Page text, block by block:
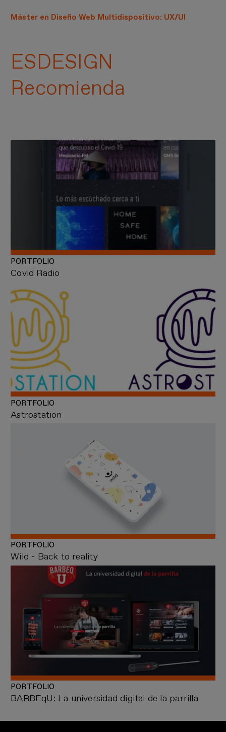
Máster en Diseño Web Multidispositivo: UX/UI
ESDESIGN
Recomienda
Covid Radio
PORTFOLIO
Astrostation
PORTFOLIO
Wild - Back to reality
PORTFOLIO
BARBEqU: La universidad digital de la parrilla
PORTFOLIO